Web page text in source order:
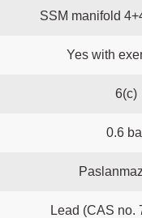
SSM manifold
Yes with
6(c)
0.6
Lead (CAS no.